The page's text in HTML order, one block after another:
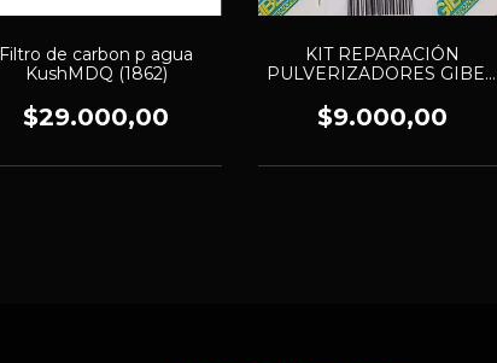
Filtro de carbon p agua
KushMDQ (1862)
$29.000,00
KIT REPARACIÓN
PULVERIZADORES GIBER
$9.000,00